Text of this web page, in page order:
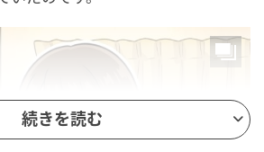
続きを読む